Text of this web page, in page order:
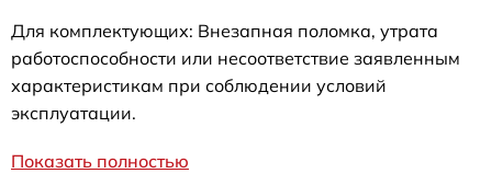
Для комплектующих: Внезапная поломка, утрата
работоспособности или несоответствие заявленным
характеристикам при соблюдении условий
эксплуатации.
Показать полностью